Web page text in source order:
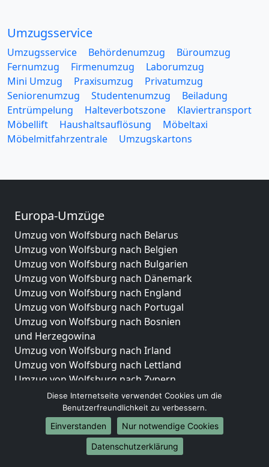
Umzugsservice
Umzugsservice Behördenumzug
Büroumzug
Fernumzug
Firmenumzug
Laborumzug
Mini Umzug
Praxisumzug
Privatumzug
Seniorenumzug
Studentenumzug
Beiladung
Entrümpelung
Halteverbotszone
Klaviertransport
Möbellift
Haushaltsauflösung
Möbeltaxi
Möbelmitfahrzentrale
Umzugskartons
Europa-Umzüge
Umzug von Wolfsburg nach Belarus
Umzug von Wolfsburg nach Belgien
Umzug von Wolfsburg nach Bulgarien
Umzug von Wolfsburg nach Dänemark
Umzug von Wolfsburg nach England
Umzug von Wolfsburg nach Portugal
Umzug von Wolfsburg nach Bosnien
und Herzegowina
Umzug von Wolfsburg nach Irland
Umzug von Wolfsburg nach Lettland
Umzug von Wolfsburg nach Zypern
Umzug von Wolfsburg nach Kroatien
Umzug von Wolfsburg nach Estland
Umzug von Wolfsburg nach Finnland
Umzug von Wolfsburg nach Frankreich
Umzug von Wolfsburg nach Griechenland
Diese Internetseite verwendet Cookies um die
Benutzerfreundlichkeit zu verbessern.
Einverstanden
Nur notwendige Cookies
Datenschutzerklärung